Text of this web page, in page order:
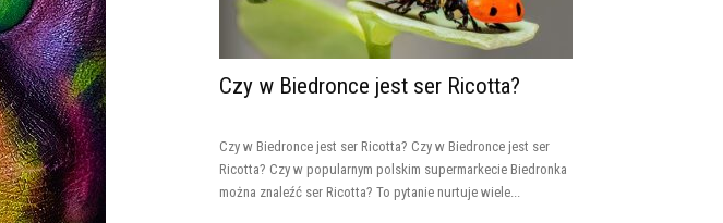
Czy w Biedronce jest ser Ricotta?
Czy w Biedronce jest ser Ricotta? Czy w Biedronce jest ser
Ricotta? Czy w popularnym polskim supermarkecie Biedronka
można znaleźć ser Ricotta? To pytanie nurtuje wiele...